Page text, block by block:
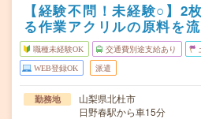
【経験不問！未経験○】2
る作業アクリルの原料を
職種未経験OK 交通費別途支給あり
WEB登録OK 派遣
勤務地
山梨県北杜市
日野春駅から車15分